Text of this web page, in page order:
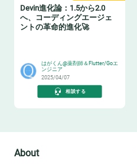
Devin進化論：1.5から2.0
へ、コーディングエージェ
ントの革命的進化🚀
はがくん@薬剤師＆Flutter/Goエ
ンジニア
2025/04/07
相談する
About